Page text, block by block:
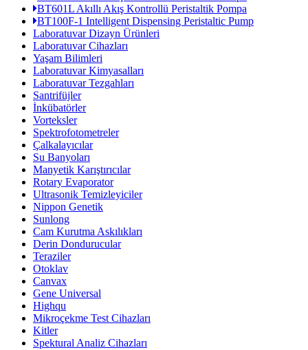
BT601L Akıllı Akış Kontrollü Peristaltik Pompa
BT100F-1 Intelligent Dispensing Peristaltic Pump
Laboratuvar Dizayn Ürünleri
Laboratuvar Cihazları
Yaşam Bilimleri
Laboratuvar Kimyasalları
Laboratuvar Tezgahları
Santrifüjler
İnkübatörler
Vorteksler
Spektrofotometreler
Çalkalayıcılar
Su Banyoları
Manyetik Karıştırıcılar
Rotary Evaporator
Ultrasonik Temizleyiciler
Nippon Genetik
Sunlong
Cam Kurutma Askılıkları
Derin Dondurucular
Teraziler
Otoklav
Canvax
Gene Universal
Highqu
Mikroçekme Test Cihazları
Kitler
Spektural Analiz Cihazları